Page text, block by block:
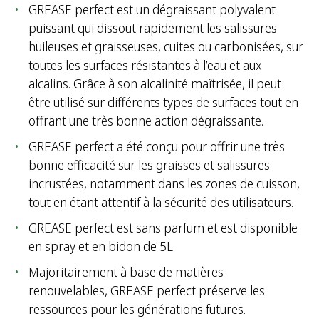
GREASE perfect est un dégraissant polyvalent
puissant qui dissout rapidement les salissures
huileuses et graisseuses, cuites ou carbonisées, sur
toutes les surfaces résistantes à l’eau et aux
alcalins. Grâce à son alcalinité maîtrisée, il peut
être utilisé sur différents types de surfaces tout en
offrant une très bonne action dégraissante.
GREASE perfect a été conçu pour offrir une très
bonne efficacité sur les graisses et salissures
incrustées, notamment dans les zones de cuisson,
tout en étant attentif à la sécurité des utilisateurs.
GREASE perfect est sans parfum et est disponible
en spray et en bidon de 5L.
Majoritairement à base de matières
renouvelables, GREASE perfect préserve les
ressources pour les générations futures.